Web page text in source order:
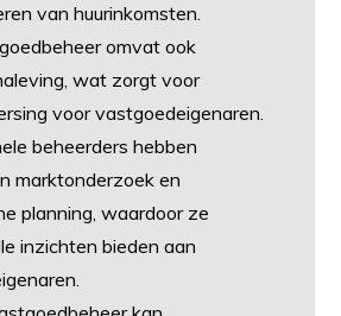
van huurinkomsten.
omvat ook
wat zorgt voor
voor vastgoedeigenaren.
beheerders hebben
marktonderzoek en
planning, waardoor ze
inzichten bieden aan